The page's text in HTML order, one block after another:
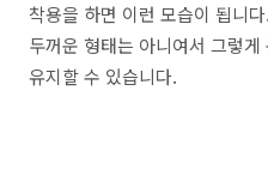
착용을 하면 이런 모습이 됩니
두꺼운 형태는 아니여서 그렇
유지할 수 있습니다.